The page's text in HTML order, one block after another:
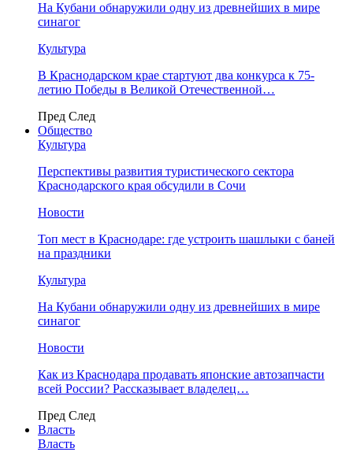
На Кубани обнаружили одну из древнейших в мире
синагог
Культура
В Краснодарском крае стартуют два конкурса к 75-
летию Победы в Великой Отечественной…
Пред След
Общество
Культура
Перспективы развития туристического сектора
Краснодарского края обсудили в Сочи
Новости
Топ мест в Краснодаре: где устроить шашлыки с баней
на праздники
Культура
На Кубани обнаружили одну из древнейших в мире
синагог
Новости
Как из Краснодара продавать японские автозапчасти
всей России? Рассказывает владелец…
Пред След
Власть
Власть